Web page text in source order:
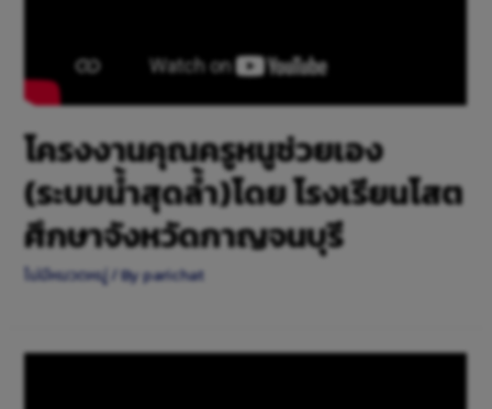
โครงงานคุณครูหนูช่วยเอง
(ระบบน้ำสุดล้ำ)โดย โรงเรียนโสต
ศึกษาจังหวัดกาญจนบุรี
ไม่มีหมวดหมู่/ Byparichat